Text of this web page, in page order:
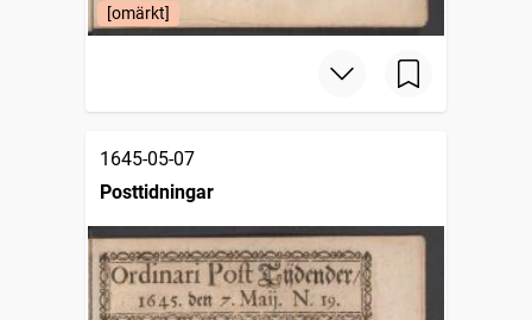
[omärkt]
1645-05-07
Posttidningar